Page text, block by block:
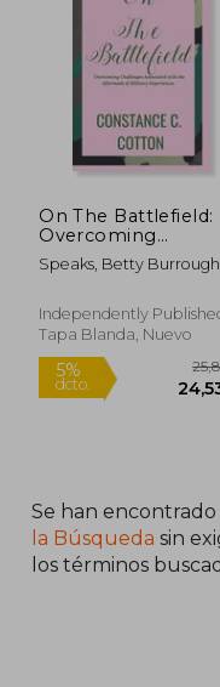
5%
dcto.
On The Battlefield:
Overcoming
Challenges
Associated with the
Experiences (en
Inglés)
Speaks, Betty
May
Independently
Tapa Blanda, Nuevo
Se han
la Búsqueda sin
los términos